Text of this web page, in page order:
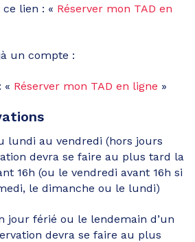
lien : « Réserver mon TAD en
un compte :
« Réserver mon TAD en ligne »
lundi au vendredi (hors jours
devra se faire au plus tard la
16h (ou le vendredi avant 16h si
le dimanche ou le lundi)
jour férié ou le lendemain d’un
devra se faire au plus